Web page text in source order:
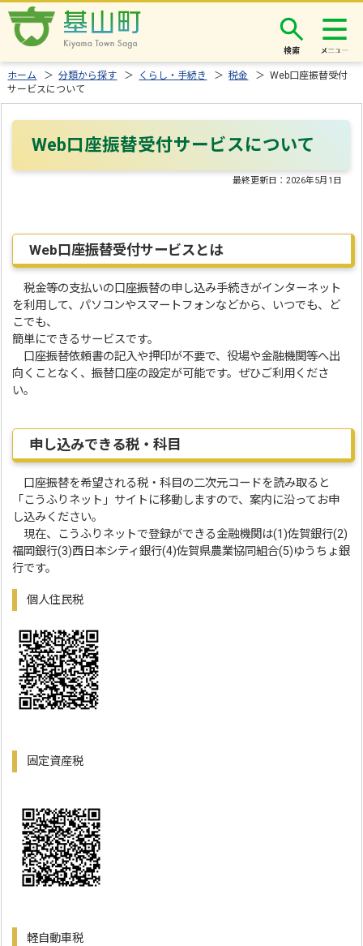
検索
ホーム ＞分類から探す ＞ くらし・手続き ＞税金
＞ Web口座振替受付
サービスについて
Web口座振替受付サービスについて
最終更新日：2026年5月1日
Web口座振替受付サービスとは
税金等の支払いの口座振替の申し込み手続きがインターネット
を利用して、パソコンやスマートフォンなどから、いつでも、ど
こでも、
簡単にできるサービスです。
口座振替依頼書の記入や押印が不要で、役場や金融機関等へ出
向くことなく、振替口座の設定が可能です。ぜひご利用くださ
い。
申し込みできる税・科目
口座振替を希望される税・科目の二次元コードを読み取ると
「こうふりネット」サイトに移動しますので、案内に沿ってお申
し込みください。
現在、こうふりネットで登録ができる金融機関は(1)佐賀銀行(2)
福岡銀行(3)西日本シティ銀行(4)佐賀県農業協同組合(5)ゆうちょ銀
行です。
個人住民税
固定資産税
軽自動車税